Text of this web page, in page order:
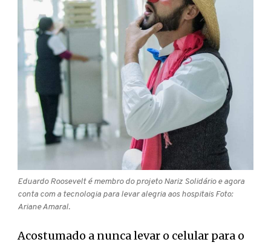
Eduardo Roosevelt é membro do projeto Nariz Solidário e agora
conta com a tecnologia para levar alegria aos hospitais Foto:
Ariane Amaral.
Acostumado a nunca levar o celular para o